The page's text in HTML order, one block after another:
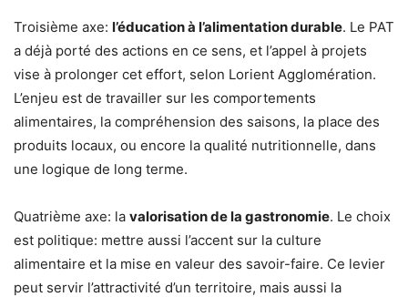
Troisième axe: l’éducation à l’alimentation durable. Le PAT
a déjà porté des actions en ce sens, et l’appel à projets
vise à prolonger cet effort, selon Lorient Agglomération.
L’enjeu est de travailler sur les comportements
alimentaires, la compréhension des saisons, la place des
produits locaux, ou encore la qualité nutritionnelle, dans
une logique de long terme.
Quatrième axe: la valorisation de la gastronomie. Le choix
est politique: mettre aussi l’accent sur la culture
alimentaire et la mise en valeur des savoir-faire. Ce levier
peut servir l’attractivité d’un territoire, mais aussi la